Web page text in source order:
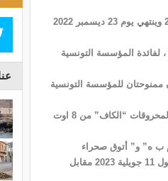
وحصلت المؤسسة التونسية للانشطة البترولية و” ابلاند روسورس ليميتاد ” على تمديد من 24 ديسمبر 2021 وينتهي يوم 23 ديسمبر 2022
وقامت وزارة الصناعة بتمديد رخصة الاستكشاف “ماتلين” من 24 ديسمبر 2021 الى حدود 23 ديسمبر 2022 ، لفائدة المؤسسة التونسية
للمؤسسة التونسية
وستستفيد كل من المؤسسة التونسية للانشطة البترولية و شركة “بريمويل” من تمديد لرخصة البحث عن المحروقات “الكاف” من 8 اوت
ب ه” و” أتوق صحراء
المحدودة “على تجديد لرخصة البحث عن المحروقات “برج الخضراء ” ابتداء من 12 جويلية 2022 وينتهي بحلول 11 جويلية 2023 مقابل